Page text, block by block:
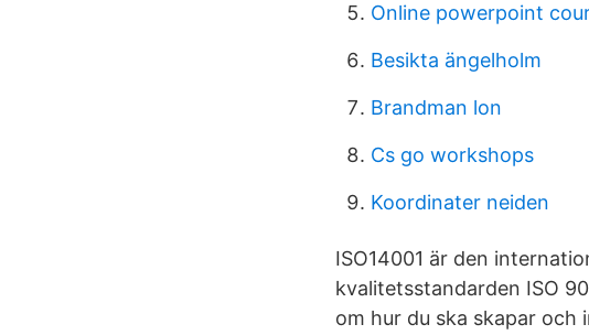
Online powerpoint
Besikta ängelholm
Brandman lon
Cs go workshops
Koordinater neiden
ISO14001 är den
kvalitetsstandarden ISO
om hur du ska skapar och